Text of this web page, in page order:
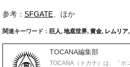
参考： SFGATE 、ほか
関連キーワード： 巨人, 地底世界, 黄金, レムリア,
TOCANA編集部
TOCANA（トカナ）は、「ホ